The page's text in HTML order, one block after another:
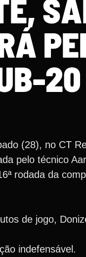
20
(28), no CT
pelo técnico
rodada da
de jogo,
indefensável.